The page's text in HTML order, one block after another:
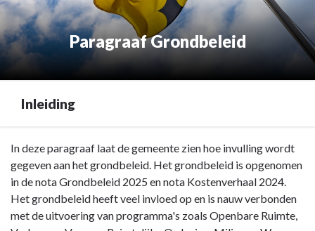
Paragraaf Grondbeleid
Inleiding
Terug
naar
navigatie
Paragraaf
In deze paragraaf laat de gemeente zien hoe invulling wordt
gegeven aan het grondbeleid. Het grondbeleid is opgenomen
in de nota Grondbeleid 2025 en nota Kostenverhaal 2024.
Het grondbeleid heeft veel invloed op en is nauw verbonden
met de uitvoering van programma's zoals Openbare Ruimte,